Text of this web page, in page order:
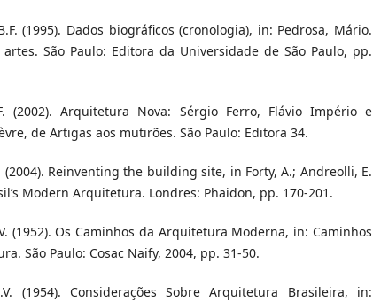
(1995). Dados biográficos (cronologia), in: Pedrosa, Mário.
artes. São Paulo: Editora da Universidade de São Paulo, pp.
(2002). Arquitetura Nova: Sérgio Ferro, Flávio Império e
de Artigas aos mutirões. São Paulo: Editora 34.
(2004). Reinventing the building site, in Forty, A.; Andreolli, E.
Modern Arquitetura. Londres: Phaidon, pp. 170-201.
(1952). Os Caminhos da Arquitetura Moderna, in: Caminhos
São Paulo: Cosac Naify, 2004, pp. 31-50.
(1954). Considerações Sobre Arquitetura Brasileira, in: